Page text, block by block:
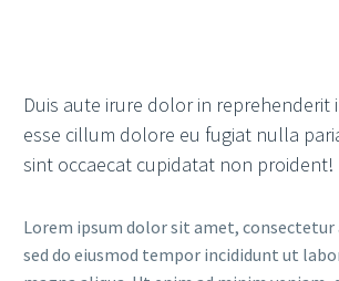
Duis aute irure dolor in
esse cillum dolore eu fugiat nulla
sint occaecat cupidatat non proident!
Lorem ipsum dolor sit amet,
sed do eiusmod tempor incididunt ut